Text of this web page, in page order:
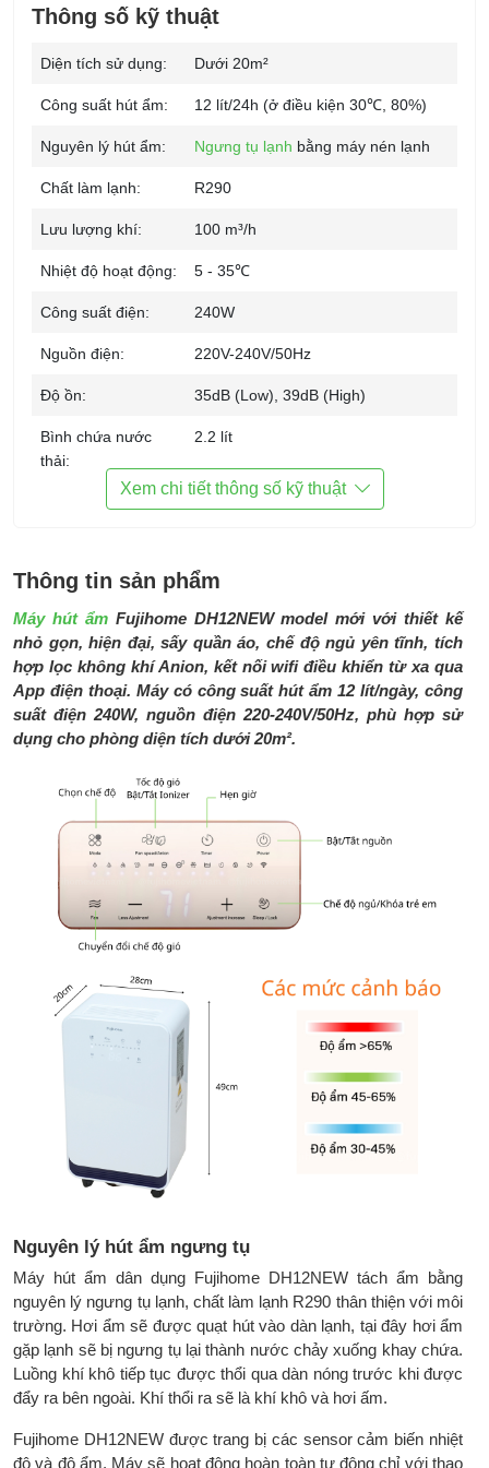
Thông tin sản phẩm
Máy hút ẩmFujihome DH12NEW model mới với thiết kế
nhỏ gọn, hiện đại, sấy quần áo, chế độ ngủ yên tĩnh, tích
hợp lọc không khí Anion, kết nối wifi điều khiển từ xa qua
App điện thoại. Máy có công suất hút ẩm 12 lít/ngày, công
suất điện 240W, nguồn điện 220-240V/50Hz, phù hợp sử
dụng cho phòng diện tích dưới 20m².
Nguyên lý hút ẩm ngưng tụ
Máy hút ẩm dân dụng Fujihome DH12NEW tách ẩm bằng
nguyên lý ngưng tụ lạnh, chất làm lạnh R290 thân thiện với môi
trường. Hơi ẩm sẽ được quạt hút vào dàn lạnh, tại đây hơi ẩm
gặp lạnh sẽ bị ngưng tụ lại thành nước chảy xuống khay chứa.
Luồng khí khô tiếp tục được thổi qua dàn nóng trước khi được
đẩy ra bên ngoài. Khí thổi ra sẽ là khí khô và hơi ấm.
Fujihome DH12NEW được trang bị các sensor cảm biến nhiệt
độ và độ ẩm. Máy sẽ hoạt động hoàn toàn tự động chỉ với thao
Thông số kỹ thuật
Diện tích sử dụng: Dưới 20m²
Công suất hút ẩm: 12 lít/24h (ở điều kiện 30℃, 80%)
Nguyên lý hút ẩm: Ngưng tụ lạnh bằng máy nén lạnh
Chất làm lạnh: R290
Lưu lượng khí: 100 m³/h
Nhiệt độ hoạt động: 5 - 35℃
Công suất điện: 240W
Nguồn điện: 220V-240V/50Hz
Độ ồn: 35dB (Low), 39dB (High)
Bình chứa nước
thải:
2.2 lít
Đường xả nước
Cài đặt độ ẩm: Từ 30% đến 80%
Bảng điều khiển: Nút ấn, có màn hình hiển thị độ ẩm
Tiện ích:
Chế độ tự động
Chế độ hút ẩm liên tục
Chế độ ngủ
Chức năng ionizer
Kết nối wifi điều khiển từ xa qua App
Khóa trẻ em
Tự ngắt khi đầy bình
Phụ kiện đi cùng: HDSD
Kích thước sản
phẩm:
280(rộng) x 200(sâu) x 490(cao)
mm
thùng:
500(cao) mm
Trọng lượng sản
Hãng sản xuất:
Bảo hành chính
hãng:
2 năm tận nơi
Xem chi tiết thông số kỹ thuật